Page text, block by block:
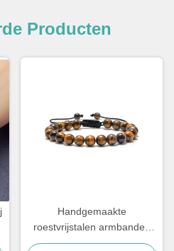
Producten
Handgemaakte
roestvrijstalen armbanden
Couple Gift Mens Tiger Eye